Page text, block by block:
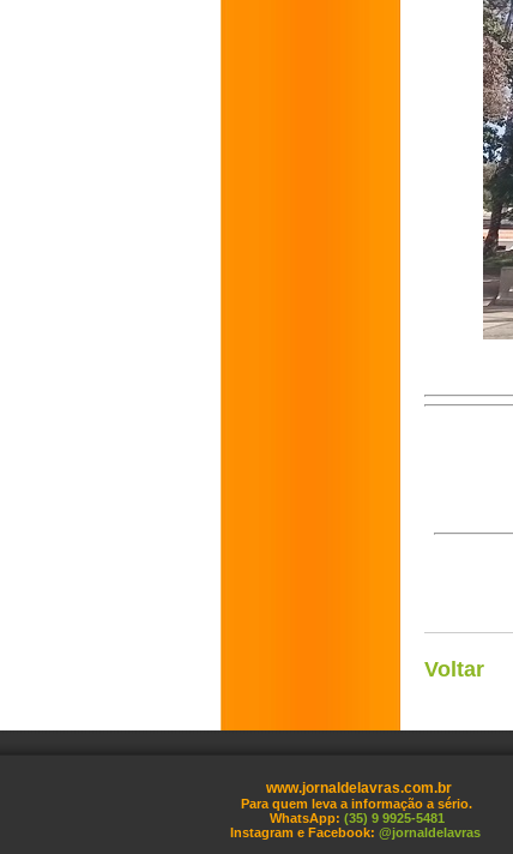
Voltar
www.jornaldelavras.com.br
Para quem leva a informação a sério.
WhatsApp: (35) 9 9925-5481
Instagram e Facebook: @jornaldelavras